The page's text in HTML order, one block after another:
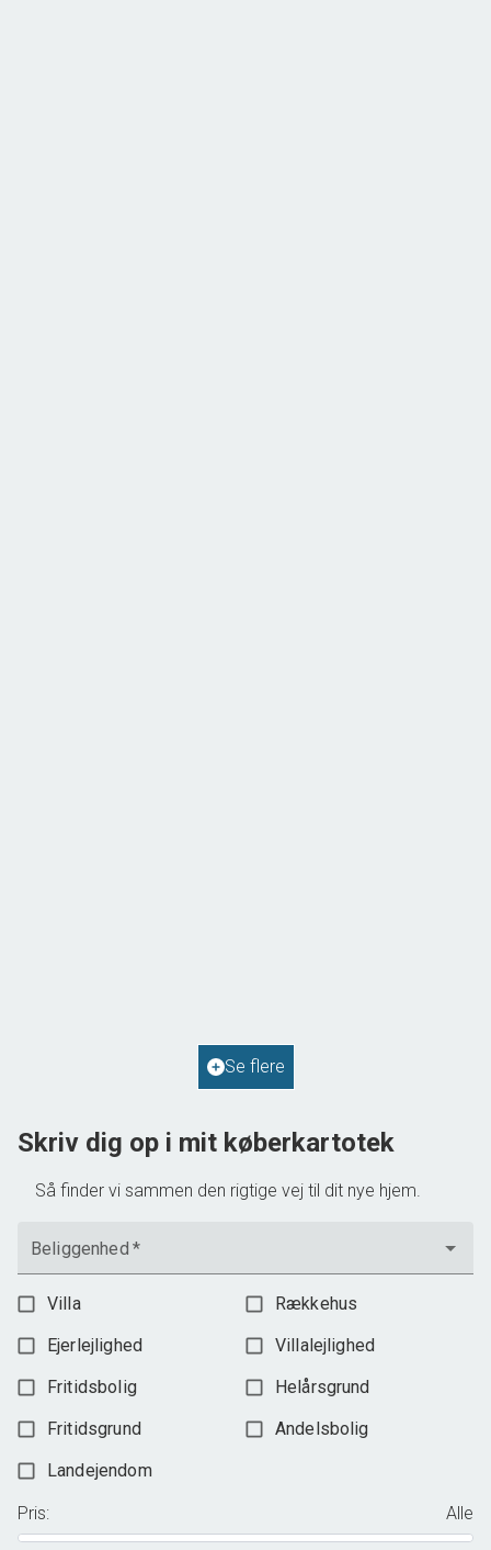
Se flere
Skriv dig op i mit køberkartotek
Så finder vi sammen den rigtige vej til dit nye hjem.
Beliggenhed *
Villa
Rækkehus
Ejerlejlighed
Villalejlighed
Fritidsbolig
Helårsgrund
Fritidsgrund
Andelsbolig
Landejendom
Pris: Alle